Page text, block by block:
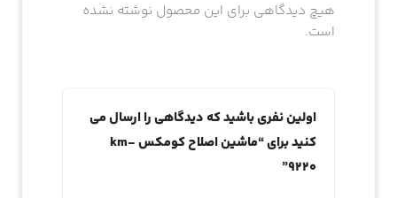
هیچ دیدگاهی برای این محصول نوشته نشده
است.
اولین نفری باشید که دیدگاهی را ارسال می
کنید برای “ماشین اصلاح کومکس km-
9220”
کد امنیتی